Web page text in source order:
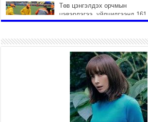
Төв цэнгэлдэх орчмын
цэвэрлэгээ, үйлчилгээнд 161
ажилтан, 27 техниктэй
2026 оны 7 сар 15 / 11 цаг 22 минут
Наадмын амралтын өдрүүдэд
нийслэлийн эрүүл мэндийн
байгууллагууд дараах
хуваарийн дагуу ажиллана
2026 оны 7 сар 15 / 11 цаг 18 минут
Үндэсний их баяр наадам
эхэллээ